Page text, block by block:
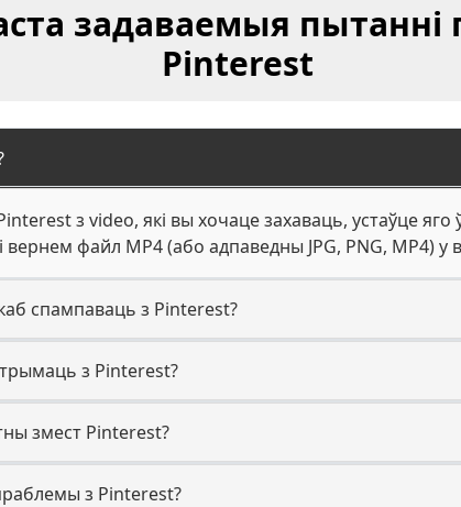
задаваемыя пытанні
Pinterest
з video, які вы хочаце захаваць, устаўце
файл MP4 (або адпаведны JPG, PNG, MP4) у
спампаваць з Pinterest?
з Pinterest?
змест Pinterest?
з Pinterest?